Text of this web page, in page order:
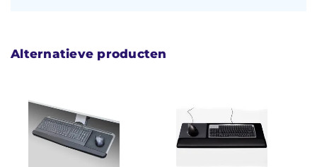
Alternatieve producten